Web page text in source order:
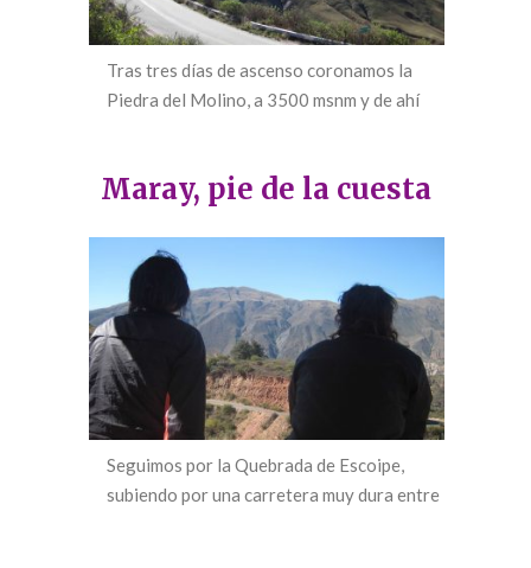
Tras tres días de ascenso coronamos la
Piedra del Molino, a 3500 msnm y de ahí
Maray, pie de la cuesta
Seguimos por la Quebrada de Escoipe,
subiendo por una carretera muy dura entre